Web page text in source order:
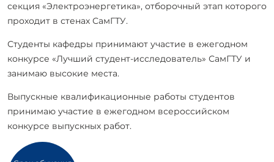
секция «Электроэнергетика», отборочный этап которого
проходит в стенах СамГТУ.
Студенты кафедры принимают участие в ежегодном
конкурсе «Лучший студент-исследователь» СамГТУ и
занимаю высокие места.
Выпускные квалификационные работы студентов
принимаю участие в ежегодном всероссийском
конкурсе выпускных работ.